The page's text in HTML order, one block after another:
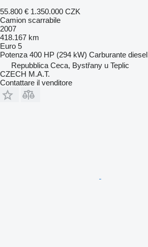
55.800 € 1.350.000 CZK
Camion scarrabile
2007
418.167 km
Euro 5
Potenza 400 HP (294 kW) Carburante diesel
Repubblica Ceca, Bystřany u Teplic
CZECH M.A.T.
Contattare il venditore